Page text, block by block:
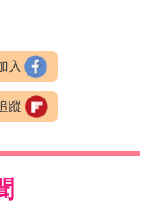
入
蹤